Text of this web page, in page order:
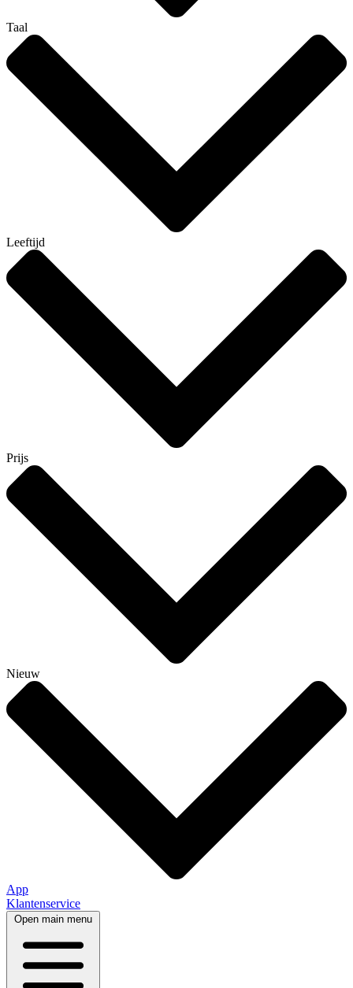
Taal
Leeftijd
Prijs
Nieuw
App
Klantenservice
Open main menu